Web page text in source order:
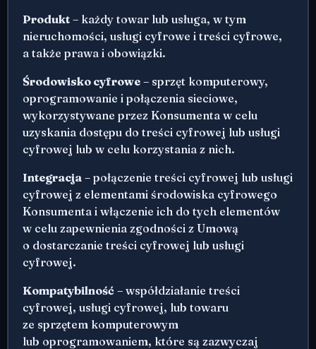
Produkt – każdy towar lub usługa, w tym
nieruchomości, usługi cyfrowe i treści cyfrowe,
a także prawa i obowiązki.
Środowisko cyfrowe – sprzęt komputerowy,
oprogramowanie i połączenia sieciowe,
wykorzystywane przez Konsumenta w celu
uzyskania dostępu do treści cyfrowej lub usługi
cyfrowej lub w celu korzystania z nich.
Integracja – połączenie treści cyfrowej lub usługi
cyfrowej z elementami środowiska cyfrowego
Konsumenta i włączenie ich do tych elementów
w celu zapewnienia zgodności z Umową
o dostarczanie treści cyfrowej lub usługi
cyfrowej.
Kompatybilność – współdziałanie treści
cyfrowej, usługi cyfrowej, lub towaru
ze sprzętem komputerowym
lub oprogramowaniem, które są zazwyczaj